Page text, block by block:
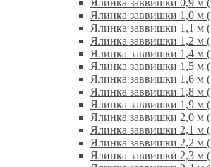
Ялинка заввишки 0,9 м
Ялинка заввишки 1,0 м
Ялинка заввишки 1,1 м
Ялинка заввишки 1,2 м
Ялинка заввишки 1,4 м
Ялинка заввишки 1,5 м
Ялинка заввишки 1,6 м
Ялинка заввишки 1,8 м
Ялинка заввишки 1,9 м
Ялинка заввишки 2,0 м
Ялинка заввишки 2,1 м
Ялинка заввишки 2,2 м
Ялинка заввишки 2,3 м